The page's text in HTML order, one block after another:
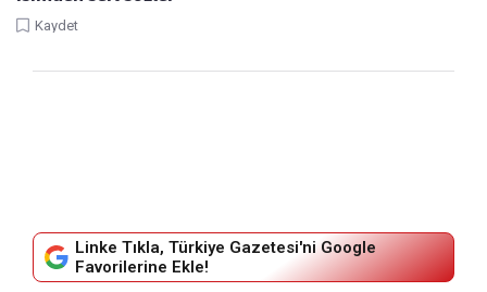
Kaydet
Linke Tıkla, Türkiye Gazetesi'ni Google
Favorilerine Ekle!